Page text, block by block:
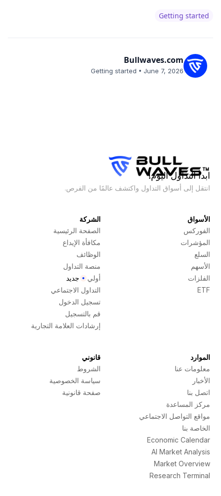
Getting started
Bullwaves.com
June 7, 2026
•
Getting started
ابدأ التداول اليوم!
انتقل إلى أسواق التداول واكتشف عالمًا من الفرص.
الأسواق
الفوركس
المؤشرات
السلع
الأسهم
الفلزات
ETF
الشركة
الصفحة الرئيسية
مكافأة الإيداع
الوظائف
منصة التداول
أولي
جديد
التداول الاجتماعي
تسجيل الدخول
قم بالتسجيل
إرشادات العلامة التجارية
الموارد
معلومات عنا
الأخبار
اتصل بنا
مركز المساعدة
مواقع التواصل الاجتماعي
الخاصة بنا
Economic Calendar
AI Market Analysis
Market Overview
Research Terminal
قانوني
الشروط
سياسة الخصوصية
صفحة قانونية